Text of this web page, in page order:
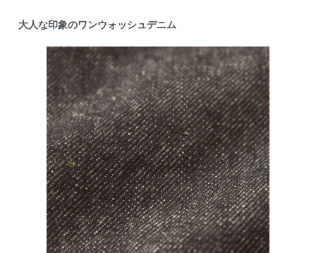
大人な印象のワンウォッシュデニム